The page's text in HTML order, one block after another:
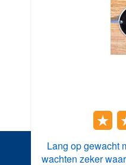
Lang op gewacht
wachten zeker